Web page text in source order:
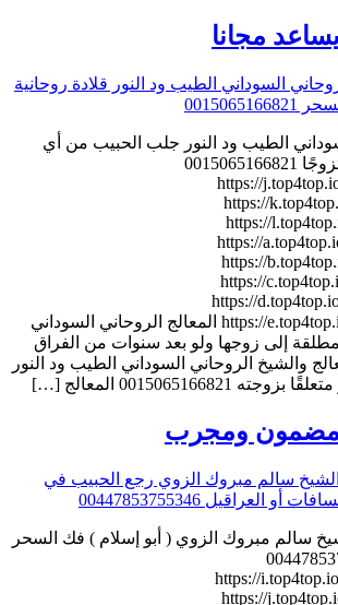
مجانا
الطيب ود النور جلب الحبيب من أي
مكان حتى لو كان متزوجًا 0015065166821
https://
https://
https://
https://
https://
https://
https://
https://e.top4top.io/p_3610zyovf8.jpg المعالج الروحاني السوداني
إلى زوجها ولو بعد سنوات من الفراق
المعالج والشيخ الروحاني السوداني الطيب ود النور
المعالج […]
مضمون ومجرب
سالم مبروك الزوي ( أبو إسلام ) فك السحر
00447853755346
https://
https://